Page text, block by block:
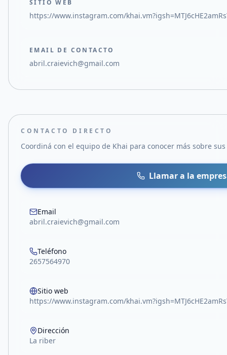
SITIO WEB
https://www.instagram.com/
EMAIL DE CONTACTO
abril.craievich@gmail.com
CONTACTO DIRECTO
Coordiná con el equipo de Khai para conocer más sobre
Llamar a la
Email
abril.craievich@gmail.com
Teléfono
2657564970
Sitio web
https://www.instagram.com/
Dirección
La riber